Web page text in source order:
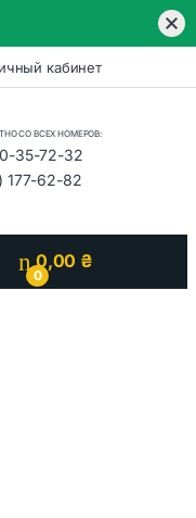
кабинет
СО ВСЕХ НОМЕРОВ:
35-72-32
177-62-82
0
0,00 ₴